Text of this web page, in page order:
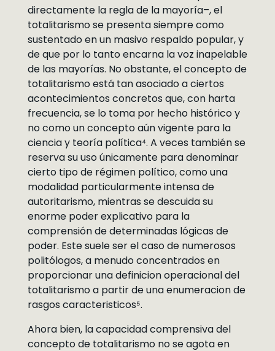
directamente la regla de la mayoría–, el
totalitarismo se presenta siempre como
sustentado en un masivo respaldo popular, y
de que por lo tanto encarna la voz inapelable
de las mayorías. No obstante, el concepto de
totalitarismo está tan asociado a ciertos
acontecimientos concretos que, con harta
frecuencia, se lo toma por hecho histórico y
no como un concepto aún vigente para la
ciencia y teoría política⁴. A veces también se
reserva su uso únicamente para denominar
cierto tipo de régimen político, como una
modalidad particularmente intensa de
autoritarismo, mientras se descuida su
enorme poder explicativo para la
comprensión de determinadas lógicas de
poder. Este suele ser el caso de numerosos
politólogos, a menudo concentrados en
proporcionar una definicion operacional del
totalitarismo a partir de una enumeracion de
rasgos caracteristicos⁵.
Ahora bien, la capacidad comprensiva del
concepto de totalitarismo no se agota en